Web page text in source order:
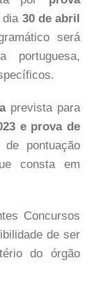
30 de abril
será
portuguesa,
prevista para
e prova de
pontuação
consta em
Concursos
de ser
do órgão